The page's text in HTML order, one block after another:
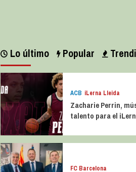
Lo último Popular
ACB iLerna Lleida
Zacharie Perrin,
talento para el
FC Barcelona